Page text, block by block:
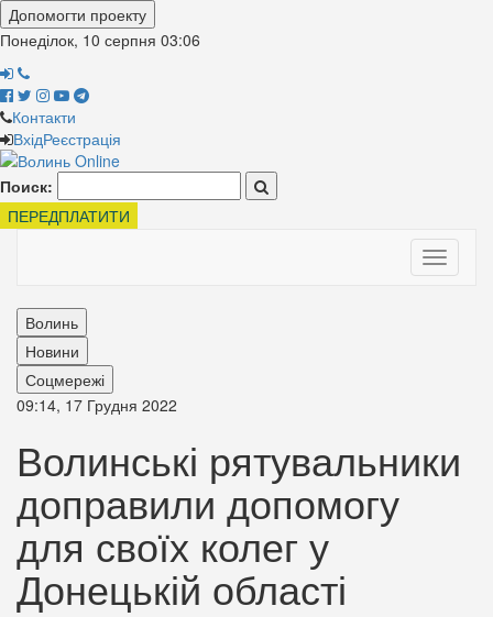
Допомогти проекту
Понеділок, 10 серпня 03:06
Контакти
ВхідРеєстрація
Поиск:
ПЕРЕДПЛАТИТИ
Toggle
Волинь
Новини
Соцмережі
09:14, 17 Грудня 2022
Волинські рятувальники
доправили допомогу
для своїх колег у
Донецькій області